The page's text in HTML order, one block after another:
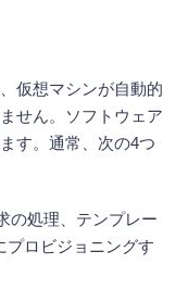
仮想マシンが自動的
せん。ソフトウェア
す。通常、次の4つ
の処理、テンプレー
プロビジョニングす